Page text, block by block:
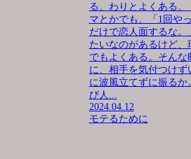
る。わりとよくある。
マとかでも、「1回や
だけで恋人面するな。
たいなのがあるけど、
でもよくある。そんな
に、相手を気付つけず
に波風立てずに振るか
び人...
2024.04.12
モテるために